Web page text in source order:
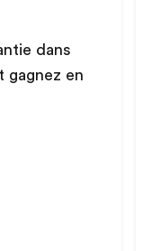
dans
gagnez en